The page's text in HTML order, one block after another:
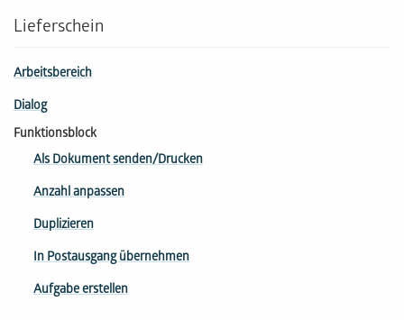
Lieferschein
Arbeitsbereich
Dialog
Funktionsblock
Als Dokument senden/Drucken
Anzahl anpassen
Duplizieren
In Postausgang übernehmen
Aufgabe erstellen